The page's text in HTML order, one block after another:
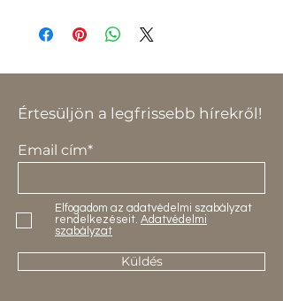
Értesüljön a legfrissebb hírekről!
Email cím*
Elfogadom az adatvédelmi szabályzat
rendelkezéseit. Adatvédelmi
szabályzat
Küldés